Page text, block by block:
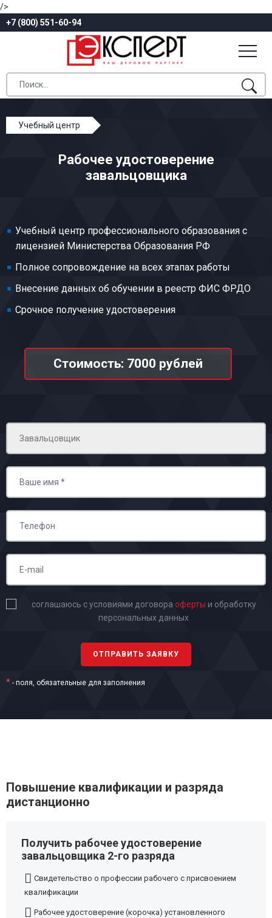
/>
+7 (800) 551-60-94
Учебный центр
Котельные, холодноштамповочные, волочильные и
давильные работы
Рабочее удостоверение
завальцовщика
Учебный центр профессионального образования с
лицензией Министерства Образования РФ
Полное сопровождение на всех этапах работы
Внесение данных об обучении в реестр ФИС ФРДО
Срочное получение удостоверения
Стоимость: 7000 рублей
соглашаюсь с условиями договора оферты и обработку
персональных данных
* - поля, обязательные для заполнения
Повышение квалификации и разряда
дистанционно
Получить рабочее удостоверение
завальцовщика 2-го разряда
Свидетельство о профессии рабочего с присвоением
квалификации
Рабочее удостоверение (корочка) установленного